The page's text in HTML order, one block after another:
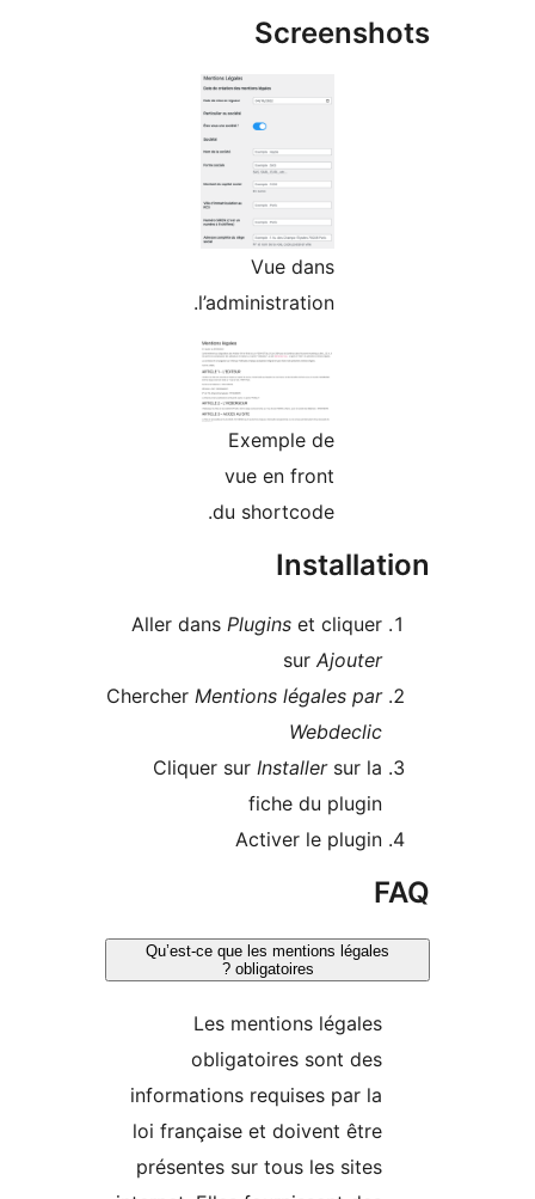
Aller dansPlugins
ChercherMentions légales par
Cliquer sur
Activer le plugin
Qu’est-ce que les mentions
Les mentions légales
obligatoires sont des
informations requises par la
loi française et doivent être
présentes sur tous les sites